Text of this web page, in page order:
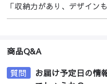
「収納力があり、デザイン
商品Q&A
質問
お届け予定日の情